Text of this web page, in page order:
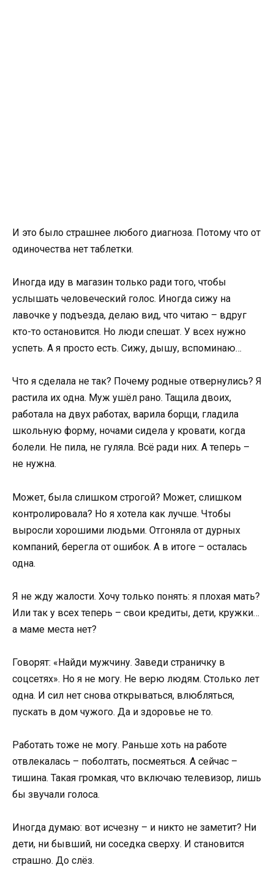
И это было страшнее любого диагноза. Потому что от
одиночества нет таблетки.
Иногда иду в магазин только ради того, чтобы
услышать человеческий голос. Иногда сижу на
лавочке у подъезда, делаю вид, что читаю – вдруг
кто-то остановится. Но люди спешат. У всех нужно
успеть. А я просто есть. Сижу, дышу, вспоминаю…
Что я сделала не так? Почему родные отвернулись? Я
растила их одна. Муж ушёл рано. Тащила двоих,
работала на двух работах, варила борщи, гладила
школьную форму, ночами сидела у кровати, когда
болели. Не пила, не гуляла. Всё ради них. А теперь –
не нужна.
Может, была слишком строгой? Может, слишком
контролировала? Но я хотела как лучше. Чтобы
выросли хорошими людьми. Отгоняла от дурных
компаний, берегла от ошибок. А в итоге – осталась
одна.
Я не жду жалости. Хочу только понять: я плохая мать?
Или так у всех теперь – свои кредиты, дети, кружки…
а маме места нет?
Говорят: «Найди мужчину. Заведи страничку в
соцсетях». Но я не могу. Не верю людям. Столько лет
одна. И сил нет снова открываться, влюбляться,
пускать в дом чужого. Да и здоровье не то.
Работать тоже не могу. Раньше хоть на работе
отвлекалась – поболтать, посмеяться. А сейчас –
тишина. Такая громкая, что включаю телевизор, лишь
бы звучали голоса.
Иногда думаю: вот исчезну – и никто не заметит? Ни
дети, ни бывший, ни соседка сверху. И становится
страшно. До слёз.